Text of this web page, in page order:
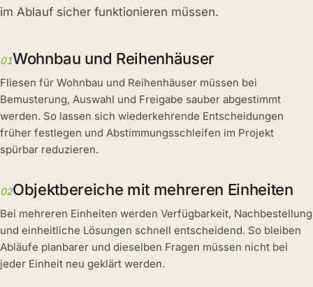
im Ablauf sicher funktionieren müssen.
01Wohnbau und Reihenhäuser
Fliesen für Wohnbau und Reihenhäuser müssen bei
Bemusterung, Auswahl und Freigabe sauber abgestimmt
werden. So lassen sich wiederkehrende Entscheidungen
früher festlegen und Abstimmungsschleifen im Projekt
spürbar reduzieren.
02Objektbereiche mit mehreren Einheiten
Bei mehreren Einheiten werden Verfügbarkeit, Nachbestellung
und einheitliche Lösungen schnell entscheidend. So bleiben
Abläufe planbarer und dieselben Fragen müssen nicht bei
jeder Einheit neu geklärt werden.